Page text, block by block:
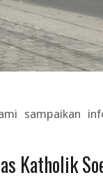
sampaikan
Katholik